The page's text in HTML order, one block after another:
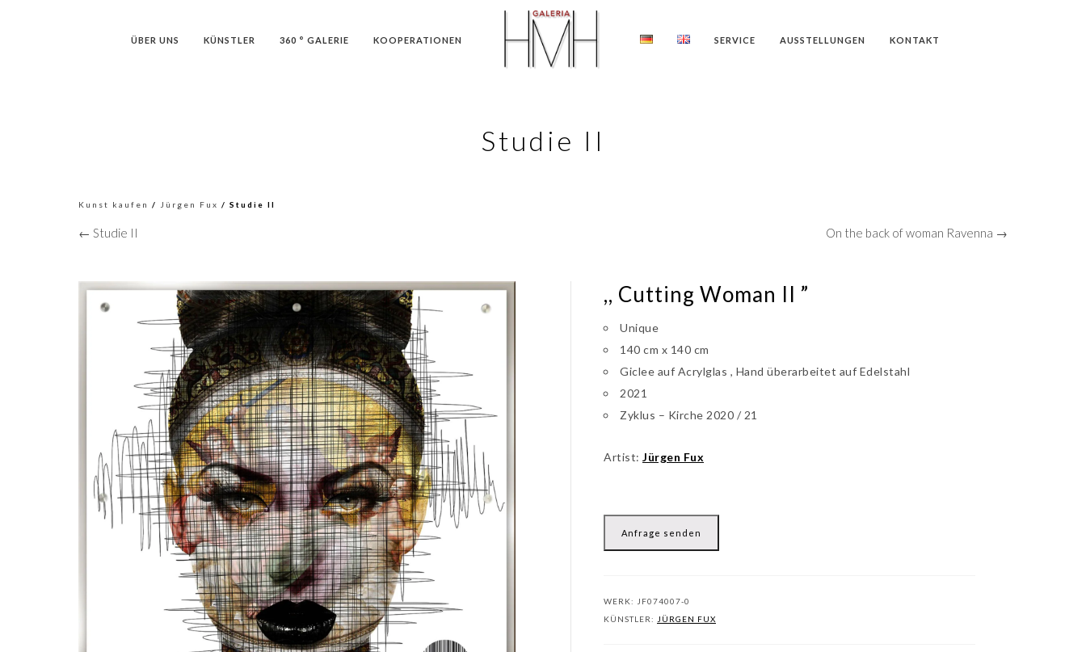
ÜBER UNS KÜNSTLER 360 ° GALERIE KOOPERATIONEN SERVICE AUSSTELLUNGEN KONTAKT
Studie II
Kunst kaufen / Jürgen Fux / Studie II
← Studie II On the back of woman Ravenna →
,, Cutting Woman II ”
Unique
140 cm x 140 cm
Giclee auf Acrylglas , Hand überarbeitet auf Edelstahl
2021
Zyklus – Kirche 2020 / 21
Artist: Jürgen Fux
Anfrage senden
WERK: JF074007-0
KÜNSTLER: JÜRGEN FUX